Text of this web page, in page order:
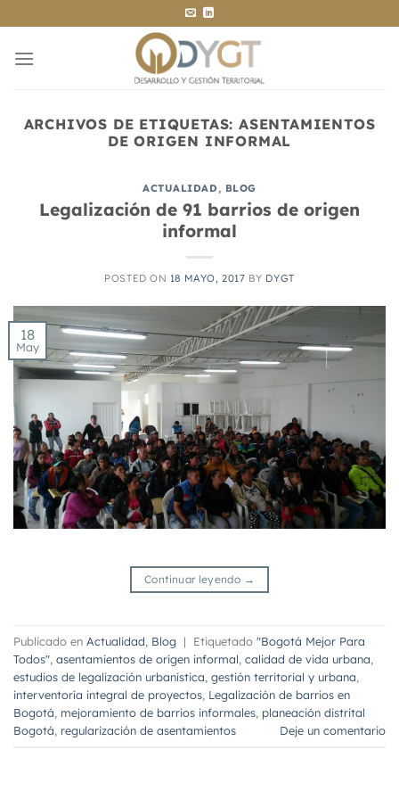
al
contenido
ARCHIVOS DE ETIQUETAS: ASENTAMIENTOS
DE ORIGEN INFORMAL
ACTUALIDAD, BLOG
Legalización de 91 barrios de origen
informal
POSTED ON 18 MAYO, 2017 BY DYGT
18
May
Continuar leyendo →
Publicado en Actualidad Blog | Etiquetado "Bogotá Mejor Para
Todos" asentamientos de origen informal calidad de vida urbana
estudios de legalización urbanística gestión territorial y urbana
interventoría integral de proyectos Legalización de barrios en
Bogotá mejoramiento de barrios informales planeación distrital
Bogotá regularización de asentamientos Deje un comentario